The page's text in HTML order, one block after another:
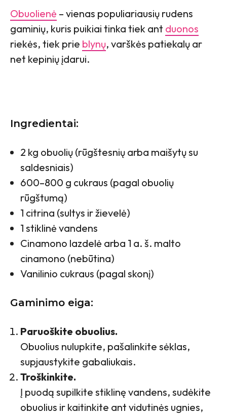
Obuolienė – vienas populiariausių rudens
gaminių, kuris puikiai tinka tiek ant duonos
riekės, tiek prie blynų, varškės patiekalų ar
net kepinių įdarui.
Ingredientai:
2 kg obuolių (rūgštesnių arba maišytų su
saldesniais)
600–800 g cukraus (pagal obuolių
rūgštumą)
1 citrina (sultys ir žievelė)
1 stiklinė vandens
Cinamono lazdelė arba 1 a. š. malto
cinamono (nebūtina)
Vanilinio cukraus (pagal skonį)
Gaminimo eiga:
Paruoškite obuolius.
Obuolius nulupkite, pašalinkite sėklas,
supjaustykite gabaliukais.
Troškinkite.
Į puodą supilkite stiklinę vandens, sudėkite
obuolius ir kaitinkite ant vidutinės ugnies,